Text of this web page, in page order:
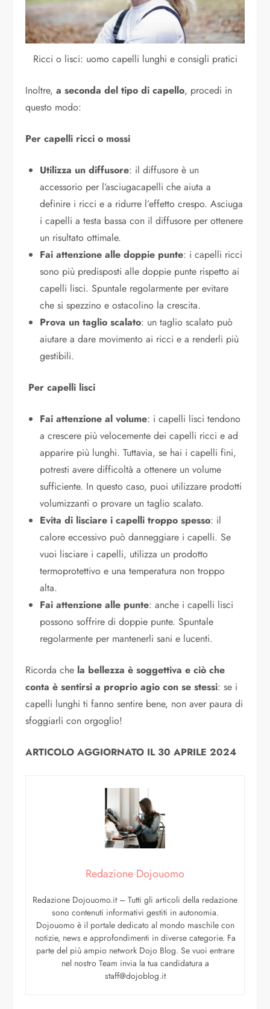
Ricci o lisci: uomo capelli lunghi e consigli pratici
Inoltre,a seconda del tipo di capello, procedi in
questo modo:
Per capelli ricci o mossi
Utilizza un diffusore: il diffusore è un
accessorio per l’asciugacapelli che aiuta a
definire i ricci e a ridurre l’effetto crespo. Asciuga
i capelli a testa bassa con il diffusore per ottenere
un risultato ottimale.
Fai attenzione alle doppie punte: i capelli ricci
sono più predisposti alle doppie punte rispetto ai
capelli lisci. Spuntale regolarmente per evitare
che si spezzino e ostacolino la crescita.
Prova un taglio scalato: un taglio scalato può
aiutare a dare movimento ai ricci e a renderli più
gestibili.
Per capelli lisci
Fai attenzione al volume: i capelli lisci tendono
a crescere più velocemente dei capelli ricci e ad
apparire più lunghi. Tuttavia, se hai i capelli fini,
potresti avere difficoltà a ottenere un volume
sufficiente. In questo caso, puoi utilizzare prodotti
volumizzanti o provare un taglio scalato.
Evita di lisciare i capelli troppo spesso: il
calore eccessivo può danneggiare i capelli. Se
vuoi lisciare i capelli, utilizza un prodotto
termoprotettivo e una temperatura non troppo
alta.
Fai attenzione alle punte: anche i capelli lisci
possono soffrire di doppie punte. Spuntale
regolarmente per mantenerli sani e lucenti.
Ricorda che la bellezza è soggettiva e ciò che
conta è sentirsi a proprio agio con se stessi: se i
capelli lunghi ti fanno sentire bene, non aver paura di
sfoggiarli con orgoglio!
ARTICOLO AGGIORNATO IL 30 APRILE 2024
Redazione Dojouomo
Redazione Dojouomo.it – Tutti gli articoli della redazione
sono contenuti informativi gestiti in autonomia.
Dojouomo è il portale dedicato al mondo maschile con
notizie, news e approfondimenti in diverse categorie. Fa
parte del più ampio network Dojo Blog. Se vuoi entrare
nel nostro Team invia la tua candidatura a
staff@dojoblog.it